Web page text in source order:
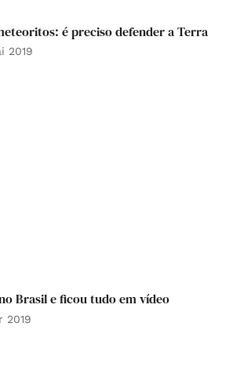
é preciso defender a Terra
2019
Brasil e ficou tudo em vídeo
2019